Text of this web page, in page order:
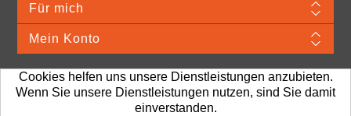
Für mich
Mein Konto
Merchandise Material © 2026 VDA. Webshop provided by TJ Systems.
Preise sind exkl. MwSt. Porto und Bearbeitung
Cookies helfen uns unsere Dienstleistungen anzubieten.
Wenn Sie unsere Dienstleistungen nutzen, sind Sie damit
einverstanden.